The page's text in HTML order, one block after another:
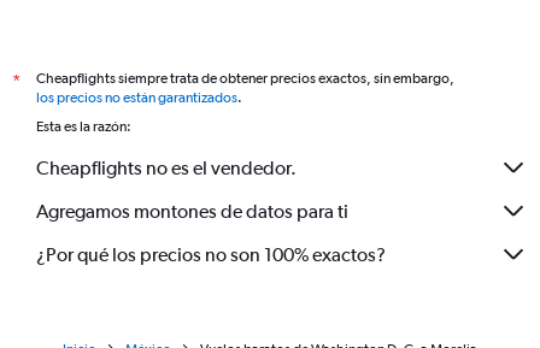
*
Cheapflights siempre trata de obtener precios exactos, sin embargo,
los precios no están garantizados.
Esta es la razón:
Cheapflights no es el vendedor.
Agregamos montones de datos para ti
¿Por qué los precios no son 100% exactos?